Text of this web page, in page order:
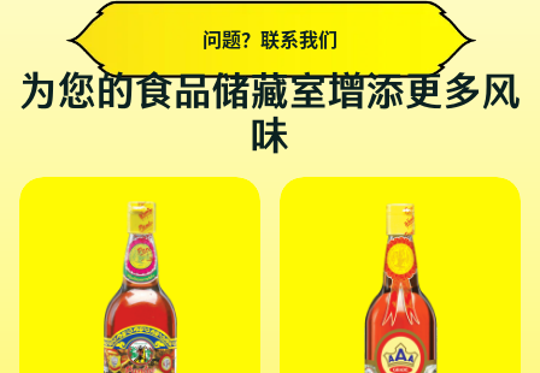
问题？联系我们
为您的食品储藏室增添更多风
味